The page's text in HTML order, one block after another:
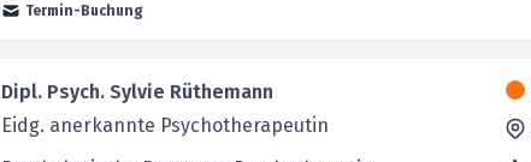
Termin-Buchung
Dipl. Psych. Sylvie Rüthemann
Eidg. anerkannte Psychotherapeutin